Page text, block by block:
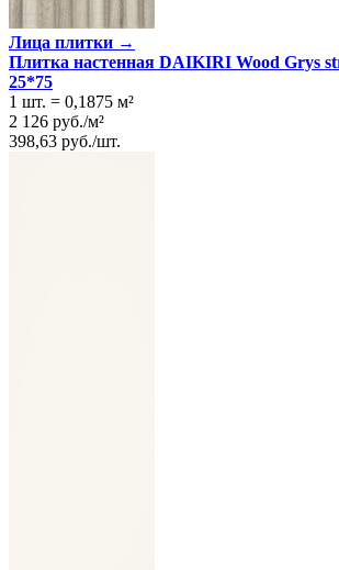
Лица плитки →
Плитка настенная DAIKIRI Wood Grys
25*75
1 шт. = 0,1875 м²
2 126 руб./м²
398,63 руб./шт.